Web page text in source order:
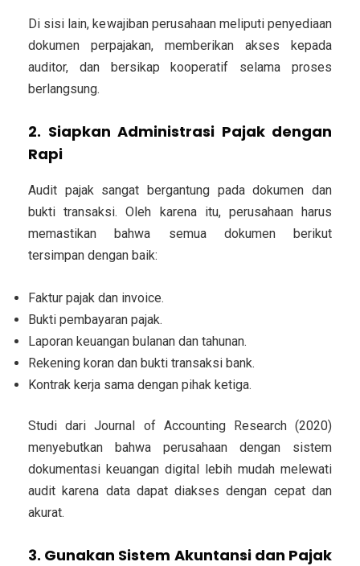
Di sisi lain, kewajiban perusahaan meliputi penyediaan
dokumen perpajakan, memberikan akses kepada
auditor, dan bersikap kooperatif selama proses
berlangsung.
2. Siapkan Administrasi Pajak dengan
Rapi
Audit pajak sangat bergantung pada dokumen dan
bukti transaksi. Oleh karena itu, perusahaan harus
memastikan bahwa semua dokumen berikut
tersimpan dengan baik:
Faktur pajak dan invoice.
Bukti pembayaran pajak.
Laporan keuangan bulanan dan tahunan.
Rekening koran dan bukti transaksi bank.
Kontrak kerja sama dengan pihak ketiga.
Studi dari Journal of Accounting Research (2020)
menyebutkan bahwa perusahaan dengan sistem
dokumentasi keuangan digital lebih mudah melewati
audit karena data dapat diakses dengan cepat dan
akurat.
3. Gunakan Sistem Akuntansi dan Pajak